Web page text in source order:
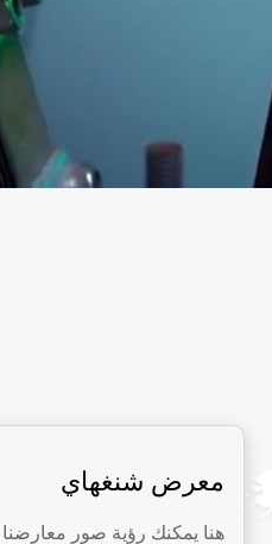
معرض شنغهاي
هنا يمكنك رؤية صور معارضنا